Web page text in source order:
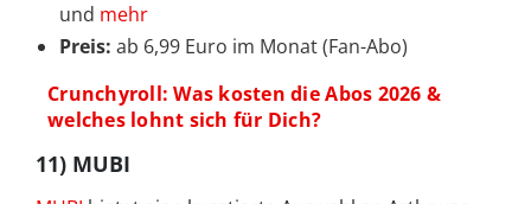
und mehr
Preis: ab 6,99 Euro im Monat (Fan-Abo)
Crunchyroll: Was kosten die Abos 2026 &
welches lohnt sich für Dich?
11) MUBI